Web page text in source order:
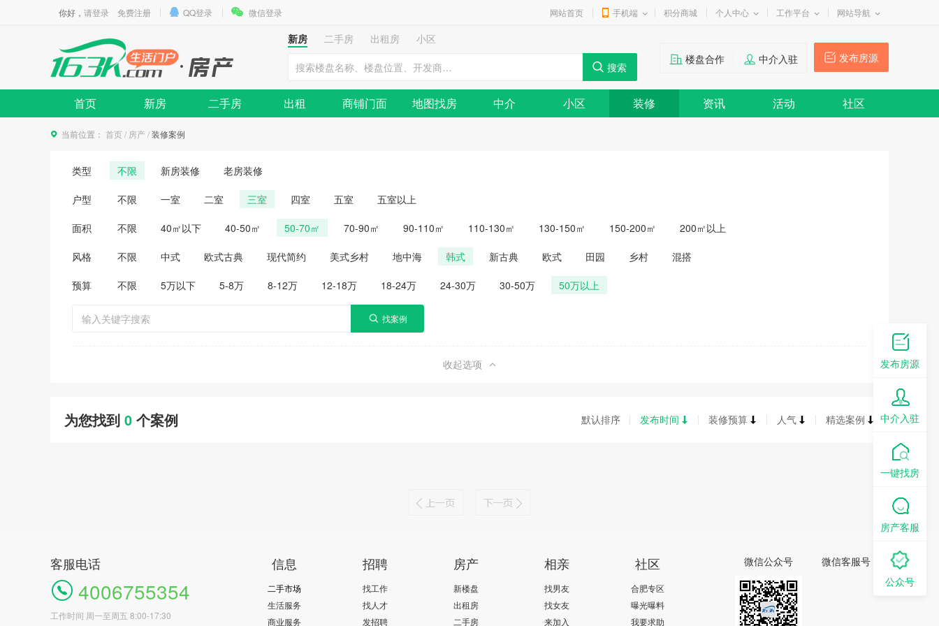
你好， 请登录 免费注册 QQ登录 微信登录 网站首页 手机端 积分商城 个人中心 工作平台 网站导航
新房 二手房 出租房
小区
发布房源
楼盘合作 中介入驻
首页 新房 二手房 出租 商铺门面 地图找房 中介 小区 装修 资讯 活动 社区
当前位置： 首页 / 房产/装修案例
类型 不限 新房装修 老房装修
户型 不限 一室 二室 三室 四室 五室 五室以上
面积 不限 40㎡以下 40-50㎡ 50-70㎡ 70-90㎡ 90-110㎡ 110-130㎡ 130-150㎡ 150-200㎡ 200㎡以上
风格 不限 中式 欧式古典 现代简约 美式乡村 地中海 韩式 新古典 欧式 田园 乡村 混搭
预算 不限 5万以下 5-8万 8-12万 12-18万 18-24万 24-30万 30-50万 50万以上
收起选项
默认排序 发布时间 装修预算 人气 精选案例
为您找到 0 个案例
客服电话
4006755354
工作时间 周一至周五 8:00-17:30
信息
二手市场
生活服务
商业服务
招聘
找工作
找人才
发招聘
房产
新楼盘
出租房
二手房
相亲
找男友
找女友
来加入
社区
合肥专区
曝光曝料
我要求助
微信公众号 微信客服号
发布房源
中介入驻
一键找房
房产客服
公众号